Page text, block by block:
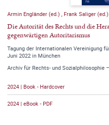
Armin Engländer (ed.) , Frank Saliger (ed.)
Die Autorität des Rechts und die
gegenwärtigen Autoritarismus
Tagung der Internationalen Vereinigung
Juni 2022 in München
Archiv für Rechts- und Sozialphilosophie
2024 | Book - Hardcover
2024 | eBook - PDF